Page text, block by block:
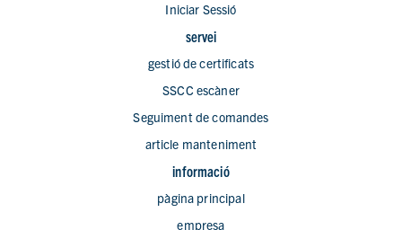
Iniciar Sessió
servei
gestió de certificats
SSCC escàner
Seguiment de comandes
article manteniment
informació
pàgina principal
empresa